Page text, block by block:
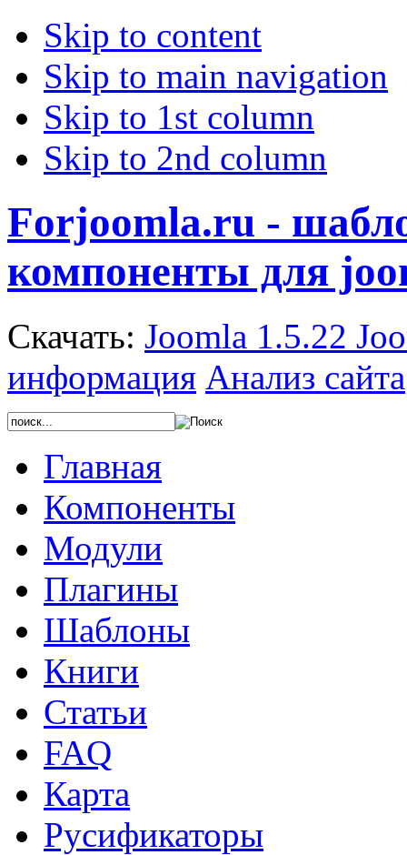
Skip to content
Skip to main navigation
Skip to 1st column
Skip to 2nd column
Forjoomla.ru -
компоненты для
Скачать: Joomla 1.5.22
информация Анализ сайта
Главная
Компоненты
Модули
Плагины
Шаблоны
Книги
Статьи
FAQ
Карта
Русификаторы